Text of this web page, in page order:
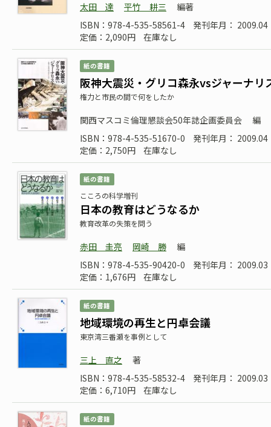
太田 達 平竹 耕三
編著
ISBN：978-4-535-58561-4
発刊年月： 2009.04
定価：2,090円
在庫なし
紙の書籍
阪神大震災・グリコ森永vsジャーナリ
権力と市民の間で何をしたか
関西マスコミ倫理懇談会50年誌企画委員会
編
ISBN：978-4-535-51670-0
発刊年月： 2009.04
定価：2,750円
在庫なし
紙の書籍
こころの科学増刊
日本の教育はどうなるか
教育改革の失策を問う
赤田 圭亮 岡崎 勝
編
ISBN：978-4-535-90420-0
発刊年月： 2009.03
定価：1,676円
在庫なし
紙の書籍
地域環境の再生と円卓会議
東京湾三番瀬を事例として
三上 直之
著
ISBN：978-4-535-58532-4
発刊年月： 2009.03
定価：6,710円
在庫なし
紙の書籍